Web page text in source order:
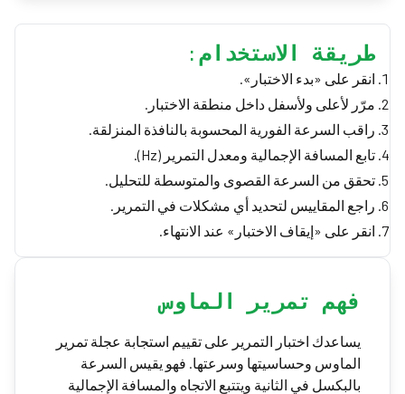
طريقة الاستخدام:
انقر على «بدء الاختبار».
مرّر لأعلى ولأسفل داخل منطقة الاختبار.
راقب السرعة الفورية المحسوبة بالنافذة المنزلقة.
تابع المسافة الإجمالية ومعدل التمرير (Hz).
تحقق من السرعة القصوى والمتوسطة للتحليل.
راجع المقاييس لتحديد أي مشكلات في التمرير.
انقر على «إيقاف الاختبار» عند الانتهاء.
فهم تمرير الماوس
يساعدك اختبار التمرير على تقييم استجابة عجلة تمرير
الماوس وحساسيتها وسرعتها. فهو يقيس السرعة
بالبكسل في الثانية ويتتبع الاتجاه والمسافة الإجمالية